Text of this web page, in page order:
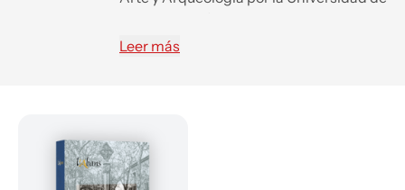
UAB desde el 2006 y técnica superior
UAB). Profesora tutora de la UNED
desde el 2003.
Leer más